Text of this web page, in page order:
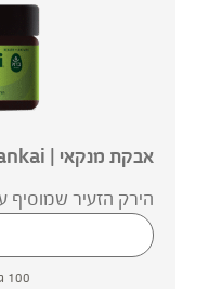
אבקת מנקאי | Wolffia globosa Mankai
הירק הזעיר שמוסיף
100 ג' |